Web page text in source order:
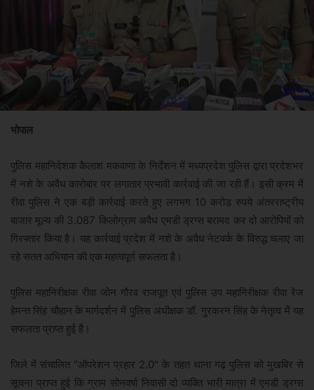
भोपाल
पुलिस महानिदेशक कैलाश मकवाणा के निर्देशन में मध्यप्रदेश पुलिस द्वारा प्रदेशभर
में नशे के अवैध कारोबार पर लगातार प्रभावी कार्रवाई की जा रही हैं। इसी क्रम में
रीवा पुलिस ने एक बड़ी कार्रवाई करते हुए लगभग 10 करोड़ रुपये अंतरराष्ट्रीय
बाजार मूल्य की 3.087 किलोग्राम अवैध एमडी ड्रग्स बरामद कर दो आरोपियों को
गिरफ्तार किया है। यह कार्रवाई प्रदेश में नशे के अवैध नेटवर्क के विरुद्ध चलाए जा
रहे सतत अभियान की एक महत्वपूर्ण सफलता है।
पुलिस महानिरीक्षक रीवा जोन गौरव राजपूत एवं पुलिस उप महानिरीक्षक रीवा रेंज
हेमन्त सिंह चौहान के मार्गदर्शन में पुलिस अधीक्षक डॉ. गुरकरन सिंह के नेतृत्व में यह
सफलता प्राप्‍त हुई है।
जिले में संचालित "ऑपरेशन प्रहार 2.0" के तहत थाना गढ़ पुलिस को मुखबिर से
सूचना प्राप्त हुई कि ग्राम सोनवर्षा निवासी दो व्यक्ति भारी मात्रा में एमडी ड्रग्स